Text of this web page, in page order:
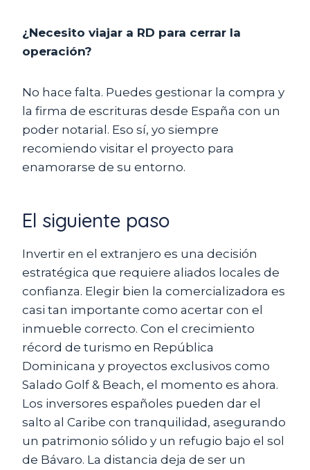
¿Necesito viajar a RD para cerrar la
operación?
No hace falta. Puedes gestionar la compra y
la firma de escrituras desde España con un
poder notarial. Eso sí, yo siempre
recomiendo visitar el proyecto para
enamorarse de su entorno.
El siguiente paso
Invertir en el extranjero es una decisión
estratégica que requiere aliados locales de
confianza. Elegir bien la comercializadora es
casi tan importante como acertar con el
inmueble correcto. Con el crecimiento
récord de turismo en República
Dominicana y proyectos exclusivos como
Salado Golf & Beach, el momento es ahora.
Los inversores españoles pueden dar el
salto al Caribe con tranquilidad, asegurando
un patrimonio sólido y un refugio bajo el sol
de Bávaro. La distancia deja de ser un